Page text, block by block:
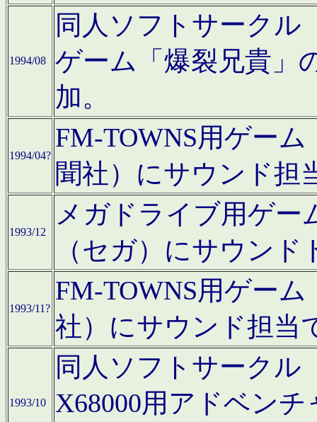
1994/08
同人ソフトサークル
ゲーム「爆裂兄貴」
加。
1994/04?
FM-TOWNS用ゲー
聞社）にサウンド担
1993/12
メガドライブ用ゲー
（セガ）にサウン
1993/11?
FM-TOWNS用ゲー
社）にサウンド担当
1993/10
同人ソフトサークル
X68000用アドベン